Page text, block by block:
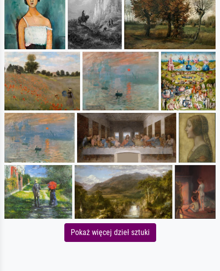
Pokaż więcej dzieł sztuki